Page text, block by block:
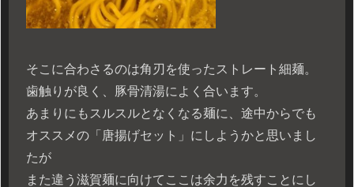
そこに合わさるのは角刃を使ったストレート細麺。
歯触りが良く、豚骨清湯によく合います。
あまりにもスルスルとなくなる麺に、途中からでも
オススメの「唐揚げセット」にしようかと思いまし
たが
また違う滋賀麺に向けてここは余力を残すことにし